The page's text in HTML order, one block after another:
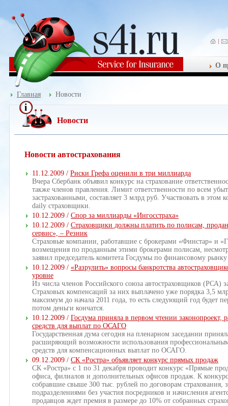
О
Главная Новости
Новости
Новости автострахования
11.12.2009 / Риски Грефа оценили в три миллиарда
Вчера Сбербанк объявил конкурс на страхование
также членов правления. Лимит ответственности по всем
застрахованными, составляет 3 млрд руб. Участвовать в
daily страховщики.
10.12.2009 / Спор за миллиарды «Ингосстраха»
10.12.2009 / Страховщики должны платить по полисам,
сервис», – Резник
Страховые компании, работавшие с брокерами «Финстар» и
возмещения по проданным этими брокерами полисам,
заявил председатель комитета Госдумы по финансовому
10.12.2009 / «Разрулить» вопросы банкротства
уровне
Из числа членов Российского союза автостраховщиков (РСА)
Страховых компенсаций за них выплачено уже порядка 3,5
максимум до начала 2011 года, то есть следующий год будет
потом деньги кончатся.
10.12.2009 / Госдума приняла в первом чтении законопроект,
средств для выплат по ОСАГО
Государственная дума сегодня на пленарном заседании
расширяющий возможности использования
средств для компенсационных выплат по ОСАГО.
09.12.2009 / CК «Ростра» объявляет конкурс прямых продаж
СК «Ростра» с 1 по 31 декабря проводит конкурс «Прямые
офиса, филиалов и дополнительных офисов продаж. К
собравшие свыше 300 тыс. рублей по договорам
подразделениями без участия посредников и начисления
продавцов ждет премия в размере до 10% от собранных